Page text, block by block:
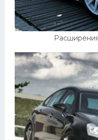
Автомобили
Красивые фото машин
Ниссан
Пежо
Ауди
Гараж
Русские авто